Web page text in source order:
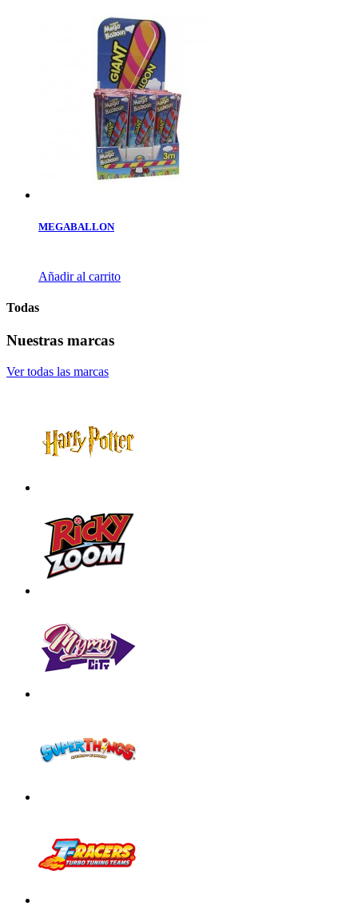
MEGABALLON
Añadir al carrito
Todas
Nuestras marcas
Ver todas las marcas